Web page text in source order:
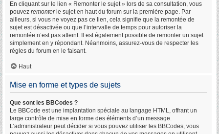
En cliquant sur le lien « Remonter le sujet » lors de sa consultation, vous
pouvez remonterle sujet en haut du forum sur la première page. Par
ailleurs, si vous ne voyez pas ce lien, cela signifie que la remontée de
sujet est désactivée ou que l’intervalle de temps pour autoriser la
remontée n’est pas atteint. Il est également possible de remonter un sujet
simplement en y répondant. Néanmoins, assurez-vous de respecter les
règles du forum en le faisant.
Haut
Mise en forme et types de sujets
Que sont les BBCodes ?
Le BBCode est une implantation spéciale au langage HTML, offrant un
large contrôle de mise en forme des éléments d’un message.
L’administrateur peut décider si vous pouvez utiliser les BBCodes, vous